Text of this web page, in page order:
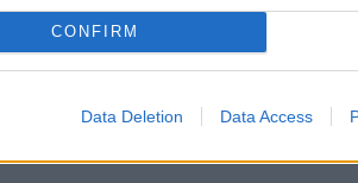
CONFIRM
Data Deletion Data Access
στοProtothema.gr